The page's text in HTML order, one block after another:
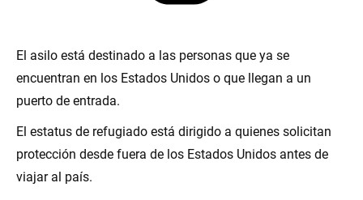
El asilo está destinado a las personas que ya se
encuentran en los Estados Unidos o que llegan a un
puerto de entrada.
El estatus de refugiado está dirigido a quienes solicitan
protección desde fuera de los Estados Unidos antes de
viajar al país.